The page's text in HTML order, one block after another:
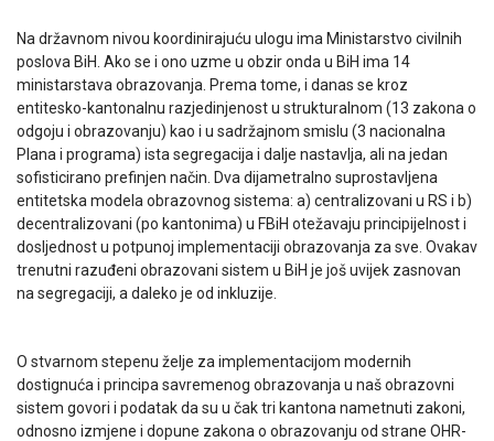
Na državnom nivou koordinirajuću ulogu ima Ministarstvo civilnih
poslova BiH. Ako se i ono uzme u obzir onda u BiH ima 14
ministarstava obrazovanja. Prema tome, i danas se kroz
entitesko-kantonalnu razjedinjenost u strukturalnom (13 zakona o
odgoju i obrazovanju) kao i u sadržajnom smislu (3 nacionalna
Plana i programa) ista segregacija i dalje nastavlja, ali na jedan
sofisticirano prefinjen način. Dva dijametralno suprostavljena
entitetska modela obrazovnog sistema: a) centralizovani u RS i b)
decentralizovani (po kantonima) u FBiH otežavaju principijelnost i
dosljednost u potpunoj implementaciji obrazovanja za sve. Ovakav
trenutni razuđeni obrazovani sistem u BiH je još uvijek zasnovan
na segregaciji, a daleko je od inkluzije.
O stvarnom stepenu želje za implementacijom modernih
dostignuća i principa savremenog obrazovanja u naš obrazovni
sistem govori i podatak da su u čak tri kantona nametnuti zakoni,
odnosno izmjene i dopune zakona o obrazovanju od strane OHR-